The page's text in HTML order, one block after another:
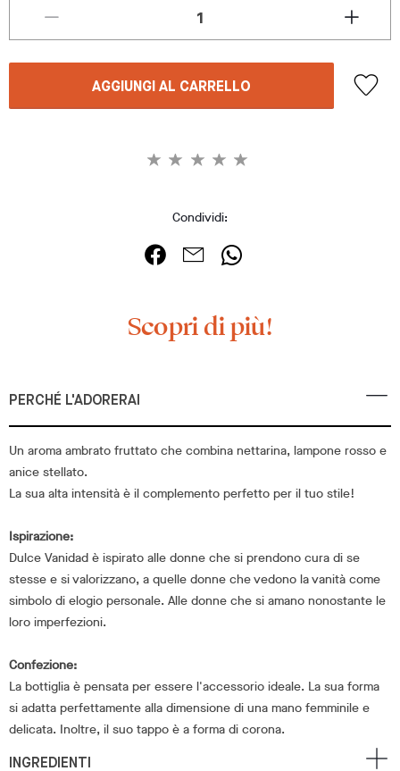
AGGIUNGI AL CARRELLO
Condividi:
Scopri di più!
PERCHÉ L'ADORERAI
Un aroma ambrato fruttato che combina nettarina, lampone rosso e
anice stellato.
La sua alta intensità è il complemento perfetto per il tuo stile!
Ispirazione:
Dulce Vanidad è ispirato alle donne che si prendono cura di se
stesse e si valorizzano, a quelle donne che vedono la vanità come
simbolo di elogio personale. Alle donne che si amano nonostante le
loro imperfezioni.
Confezione:
La bottiglia è pensata per essere l'accessorio ideale. La sua forma
si adatta perfettamente alla dimensione di una mano femminile e
delicata. Inoltre, il suo tappo è a forma di corona.
INGREDIENTI